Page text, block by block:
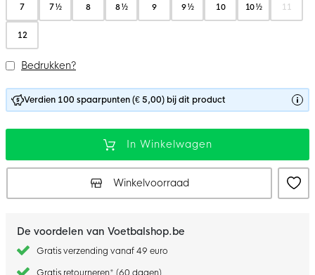
7 7 ½ 8 8 ½ 9 9 ½ 10 10 ½ 11
12
Bedrukken?
Verdien 100 spaarpunten (€ 5,00) bij dit product
In Winkelwagen
Winkelvoorraad
De voordelen van Voetbalshop.be
Gratis verzending vanaf 49 euro